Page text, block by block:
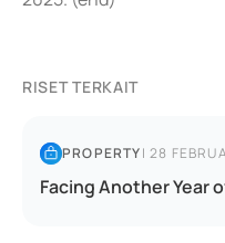
RISET TERKAIT
PROPERTY|28
Facing Another Year